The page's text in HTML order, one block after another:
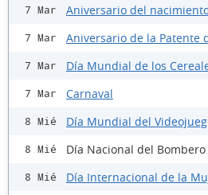
7 Mar Aniversario del
7 Mar Aniversario de la Patente
7 Mar Día Mundial de los
7 Mar Carnaval
8 Mié Día Mundial del
8 Mié Día Nacional del Bombero
8 Mié Día Internacional de la